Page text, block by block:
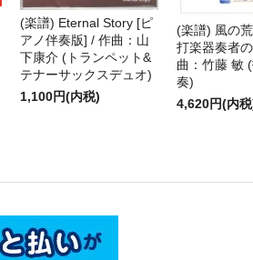
(楽譜) Eternal Story [ピ
アノ伴奏版] / 作曲：山
下康介 (トランペット&
テナーサックスデュオ)
1,100円(内税)
(楽譜) 風の
打楽器奏者
曲：竹藤 敏
奏)
4,620円(内